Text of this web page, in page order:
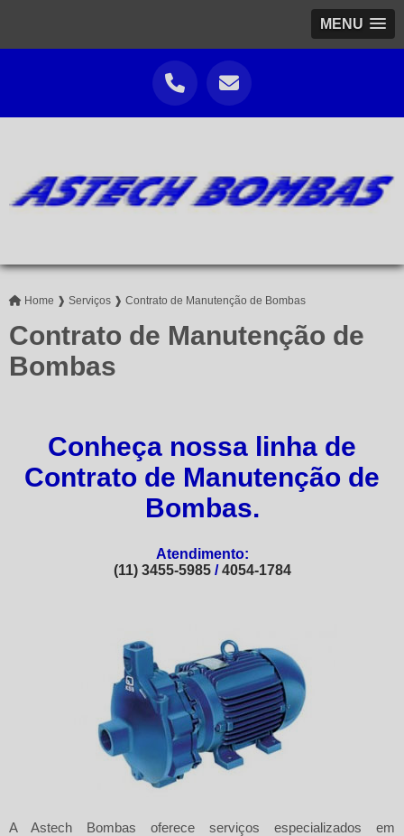
MENU
Home ❱ Serviços ❱ Contrato de Manutenção de Bombas
Contrato de Manutenção de
Bombas
Conheça nossa linha de
Contrato de Manutenção de
Bombas.
Atendimento:
(11) 3455-5985/4054-1784
A Astech Bombas oferece serviços especializados em